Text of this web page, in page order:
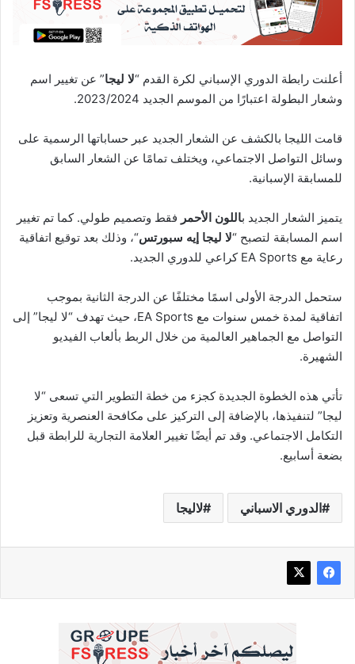
أعلنت رابطة الدوري الإسباني لكرة القدم “لا ليجا” عن تغيير اسم
وشعار البطولة اعتبارًا من الموسم الجديد 2023/2024.
قامت الليجا بالكشف عن الشعار الجديد عبر حساباتها الرسمية على
وسائل التواصل الاجتماعي، ويختلف تمامًا عن الشعار السابق
للمسابقة الإسبانية.
يتميز الشعار الجديد باللون الأحمر فقط وتصميم طولي. كما تم تغيير
اسم المسابقة لتصبح “لا ليجا إيه سبورتس“، وذلك بعد توقيع اتفاقية
رعاية مع EA Sports كراعي للدوري الجديد.
ستحمل الدرجة الأولى اسمًا مختلفًا عن الدرجة الثانية بموجب
اتفاقية لمدة خمس سنوات مع EA Sports، حيث تهدف “لا ليجا” إلى
التواصل مع الجماهير العالمية من خلال الربط بألعاب الفيديو
الشهيرة.
تأتي هذه الخطوة الجديدة كجزء من خطة التطوير التي تسعى “لا
ليجا” لتنفيذها، بالإضافة إلى التركيز على مكافحة العنصرية وتعزيز
التكامل الاجتماعي. وقد تم أيضًا تغيير العلامة التجارية للرابطة قبل
بضعة أسابيع.
الدوري الاسباني لاليجا